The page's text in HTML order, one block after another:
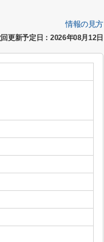
情報の見方
更新予定日：2026年08月12日